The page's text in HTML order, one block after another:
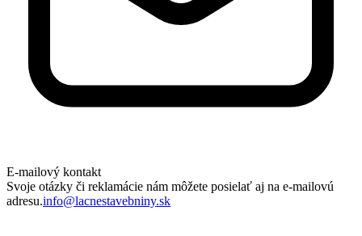
E-mailový kontakt
Svoje otázky či reklamácie nám môžete posielať aj na e-mailovú
adresu.info@lacnestavebniny.sk